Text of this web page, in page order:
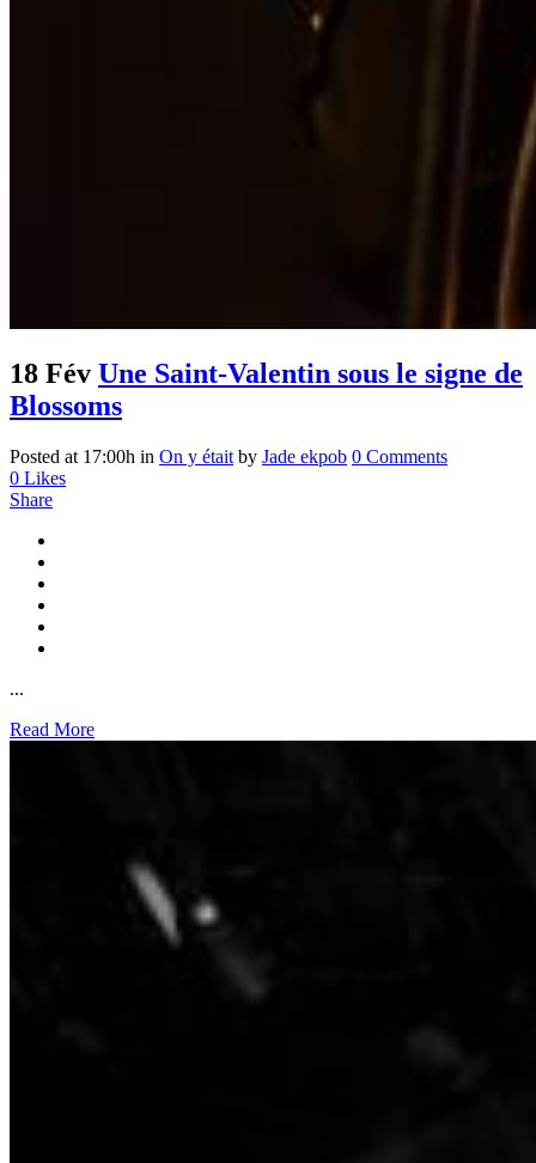
18 Fév Une Saint-Valentin sous le signe de
Blossoms
Posted at 17:00h in On y était by Jade ekpob 0 Comments
0 Likes
Share
...
Read More